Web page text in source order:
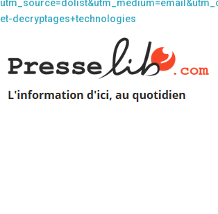
et-decryptages+technologies